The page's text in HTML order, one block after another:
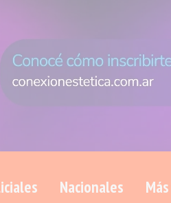
Nacionales Más